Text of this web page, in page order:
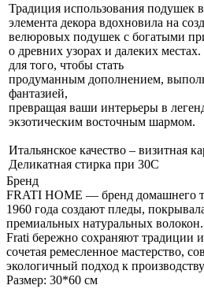
Традиция использования подушек
элемента декора вдохновила на
велюровых подушек с богатыми
о древних узорах и далеких
для того, чтобы стать
продуманным дополнением,
фантазией,
превращая ваши интерьеры в
экзотическим восточным шармом.
Итальянское качество – визитная
Деликатная стирка при 30С
Бренд
FRATI HOME — бренд домашнего
1960 года создают пледы,
премиальных натуральных
Frati бережно сохраняют традиции
сочетая ремесленное мастерство,
экологичный подход к
Размер: 30*60 см